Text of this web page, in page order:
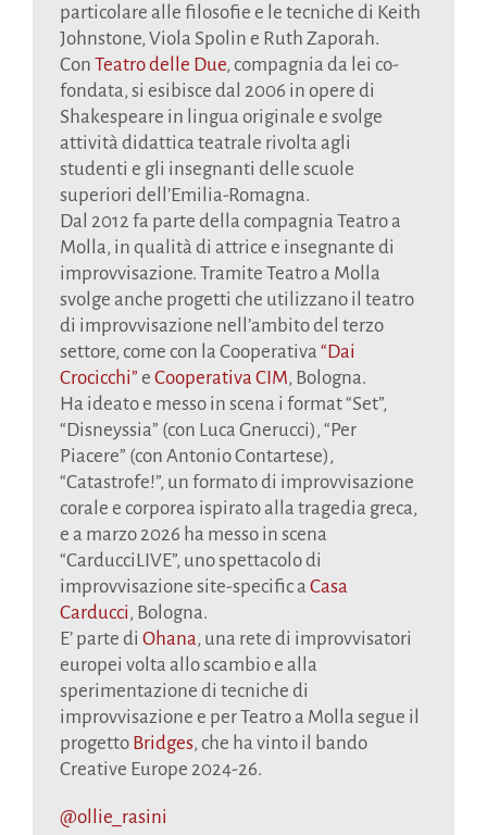
particolare alle filosofie e le tecniche di Keith
Johnstone, Viola Spolin e Ruth Zaporah.
Con Teatro delle Due, compagnia da lei co-
fondata, si esibisce dal 2006 in opere di
Shakespeare in lingua originale e svolge
attività didattica teatrale rivolta agli
studenti e gli insegnanti delle scuole
superiori dell’Emilia-Romagna.
Dal 2012 fa parte della compagnia Teatro a
Molla, in qualità di attrice e insegnante di
improvvisazione. Tramite Teatro a Molla
svolge anche progetti che utilizzano il teatro
di improvvisazione nell’ambito del terzo
settore, come con la Cooperativa “Dai
Crocicchi” e Cooperativa CIM, Bologna.
Ha ideato e messo in scena i format “Set”,
“Disneyssia” (con Luca Gnerucci), “Per
Piacere” (con Antonio Contartese),
“Catastrofe!”, un formato di improvvisazione
corale e corporea ispirato alla tragedia greca,
e a marzo 2026 ha messo in scena
“CarducciLIVE”, uno spettacolo di
improvvisazione site-specific a Casa
Carducci, Bologna.
E’ parte di Ohana, una rete di improvvisatori
europei volta allo scambio e alla
sperimentazione di tecniche di
improvvisazione e per Teatro a Molla segue il
progetto Bridges, che ha vinto il bando
Creative Europe 2024-26.
@ollie_rasini